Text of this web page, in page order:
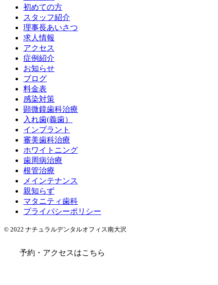
初めての方
スタッフ紹介
理事長あいさつ
求人情報
アクセス
症例紹介
お知らせ
ブログ
料金表
感染対策
顕微鏡歯科治療
入れ歯(義歯）
インプラント
審美歯科治療
ホワイトニング
歯周病治療
根管治療
メインテナンス
親知らず
マタニティ歯科
プライバシーポリシー
© 2022 ナチュラルデンタルオフィス南大沢
予約・アクセスはこちら